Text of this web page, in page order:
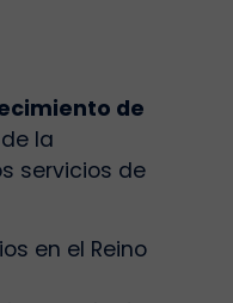
de
la
servicios de
en el Reino